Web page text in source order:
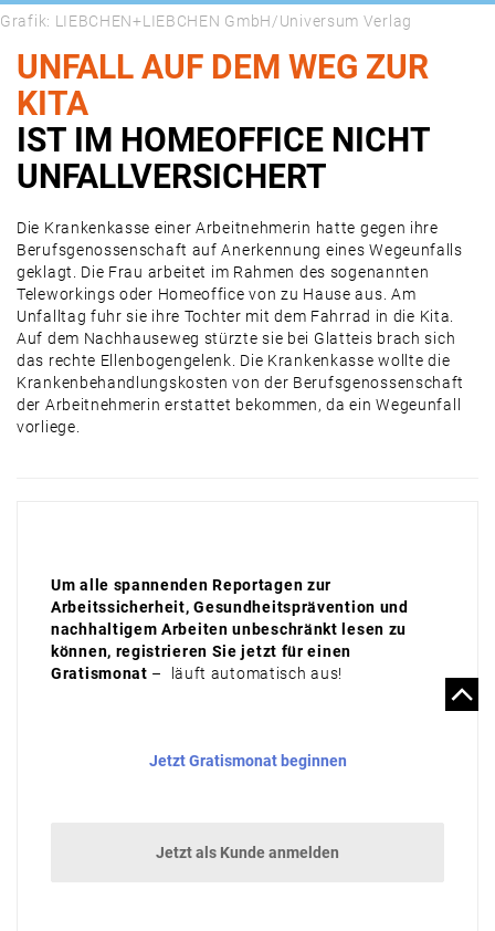
Grafik: LIEBCHEN+LIEBCHEN GmbH/Universum Verlag
UNFALL AUF DEM WEG ZUR
KITA
IST IM HOMEOFFICE NICHT
UNFALLVERSICHERT
Die Krankenkasse einer Arbeitnehmerin hatte gegen ihre
Berufsgenossenschaft auf Anerkennung eines Wegeunfalls
geklagt. Die Frau arbeitet im Rahmen des sogenannten
Teleworkings oder Homeoffice von zu Hause aus. Am
Unfalltag fuhr sie ihre Tochter mit dem Fahrrad in die Kita.
Auf dem Nachhauseweg stürzte sie bei Glatteis brach sich
das rechte Ellenbogengelenk. Die Krankenkasse wollte die
Krankenbehandlungskosten von der Berufsgenossenschaft
der Arbeitnehmerin erstattet bekommen, da ein Wegeunfall
vorliege.
Um alle spannenden Reportagen zur
Arbeitssicherheit, Gesundheitsprävention und
nachhaltigem Arbeiten unbeschränkt lesen zu
können, registrieren Sie jetzt für einen
Gratismonat – läuft automatisch aus!
Jetzt Gratismonat beginnen
Jetzt als Kunde anmelden